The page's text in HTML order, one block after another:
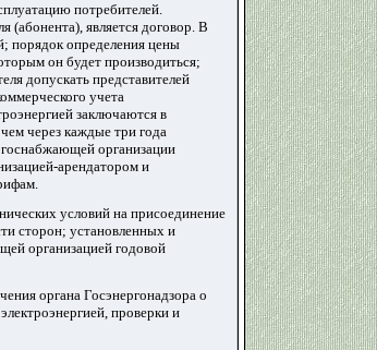
потребителей.
является договор. В
порядок определения цены
он будет производиться;
допускать представителей
учета
заключаются в
через каждые три года
организации
арендатором и
условий на присоединение
сторон; установленных и
организацией годовой
органа Госэнергонадзора о
проверки и